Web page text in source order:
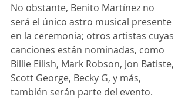
No obstante, Benito Martínez no
será el único astro musical presente
en la ceremonia; otros artistas cuyas
canciones están nominadas, como
Billie Eilish, Mark Robson, Jon Batiste,
Scott George, Becky G, y más,
también serán parte del evento.